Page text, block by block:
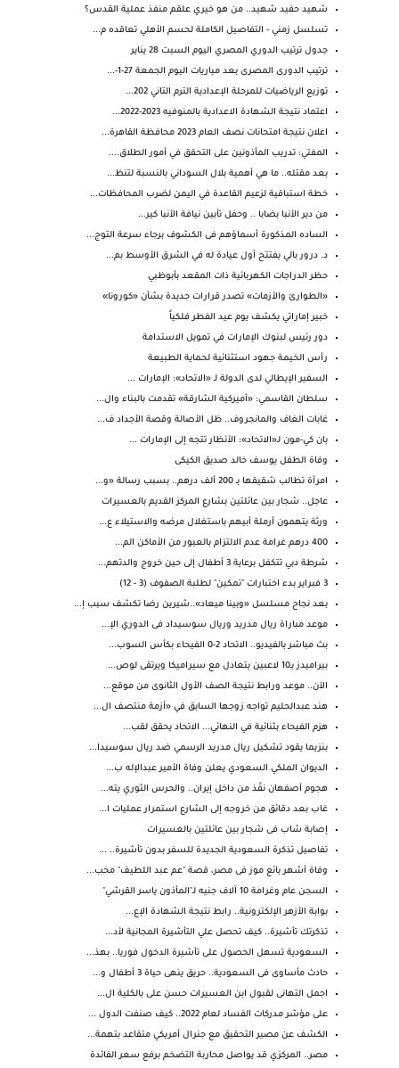
شهيد حفيد شهيد.. من هو خيري علقم منفذ عملية القدس؟
تسلسل زمني - التفاصيل الكاملة لحسم الأهلي تعاقده م...
جدول ترتيب الدوري المصري اليوم السبت 28 يناير
ترتيب الدورى المصرى بعد مباريات اليوم الجمعة 27-1-...
توزيع الرياضيات للمرحلة الإعدادية الترم التاني 202...
اعتماد نتيجة الشهادة الاعدادية بالمنوفيه 2023-2022...
اعلان نتيجة امتحانات نصف العام 2023 محافظة القاهرة...
المفتي: تدريب المأذونين على التحقق في أمور الطلاق....
بعد مقتله.. ما هي أهمية بلال السوداني بالنسبة لتنظ...
خطة استباقية لزعيم القاعدة في اليمن لضرب المحافظات...
من دير الأنبا بضابا .. وحفل تأبين نيافة الأنبا كير...
الساده المذكورة أسماؤهم فى الكشوف برجاء سرعة التوج...
د. درور بالي يفتتح أول عيادة له في الشرق الأوسط بم...
حظر الدراجات الكهربائية ذات المقعد بأبوظبي
«الطوارئ والأزمات» تصدر قرارات جديدة بشأن «كورونا»
خبير إماراتي يكشف يوم عيد الفطر فلكياً
دور رئيس لبنوك الإمارات في تمويل الاستدامة
رأس الخيمة جهود استثنائية لحماية الطبيعة
السفير الإيطالي لدى الدولة لـ «الاتحاد»: الإمارات ...
سلطان القاسمي: «أميركية الشارقة» تقدمت بالبناء وال...
غابات الغاف والمانجروف.. ظل الأصالة وقصة الأجداد ف...
بان كي-مون لـ«الاتحاد»: الأنظار تتجه إلى الإمارات ...
وفاة الطفل يوسف خالد صديق الكيكى
امرأة تطالب شقيقها بـ 200 ألف درهم.. بسبب رسالة «و...
عاجل.. شجار بين عائلتين بشارع المركز القديم بالعسيرات
ورثة يتهمون أرملة أبيهم باستغلال مرضه والاستيلاء ع...
400 درهم غرامة عدم الالتزام بالعبور من الأماكن الم...
شرطة دبي تتكفل برعاية 3 أطفال إلى حين خروج والدتهم...
3 فبراير بدء اختبارات "تمكين" لطلبة الصفوف (3 - 12)
بعد نجاح مسلسل «وبينا ميعاد»..شيرين رضا تكشف سبب إ...
موعد مباراة ريال مدريد وريال سوسيداد فى الدوري الإ...
بث مباشر بالفيديو.. الاتحاد 2-0 الفيحاء بكأس السوب...
بيراميدز بـ10 لاعبين يتعادل مع سيراميكا ويرتقى لوص...
الآن.. موعد ورابط نتيجة الصف الأول الثانوى من موقع...
هند عبدالحليم تواجه زوجها السابق في «أزمة منتصف ال...
هزم الفيحاء بثنائية في النهائي... الاتحاد يحقق لقب...
بنزيما يقود تشكيل ريال مدريد الرسمي ضد ريال سوسيدا...
الديوان الملكي السعودي يعلن وفاة الأمير عبدالإله ب...
هجوم أصفهان نفّذ من داخل إيران.. والحرس الثوري يته...
غاب بعد دقائق من خروجه إلى الشارع استمرار عمليات ا...
إصابة شاب فى شجار بين عائلتين بالعسيرات
تفاصيل تذكرة السعودية الجديدة للسفر بدون تأشيرة.. ...
وفاة أشهر بائع موز فى مصر، قصة "عم عبد اللطيف" مخب...
السجن عام وغرامة 10 آلاف جنيه لـ"المأذون ياسر القرشي"
بوابة الأزهر الإلكترونية.. رابط نتيجة الشهادة الإع...
تذكرتك تأشيرة.. كيف تحصل علي التأشيرة المجانية لأد...
السعودية تسهل الحصول على تأشيرة الدخول فوريا.. بهذ...
حادث مأساوى فى السعودية.. حريق ينهى حياة 3 أطفال و...
اجمل التهانى لقبول ابن العسيرات حسن على بالكلية ال...
على مؤشر مدركات الفساد لعام 2022.. كيف صنفت الدول ...
الكشف عن مصير التحقيق مع جنرال أمريكي متقاعد بتهمة...
مصر.. المركزي قد يواصل محاربة التضخم برفع سعر الفائدة